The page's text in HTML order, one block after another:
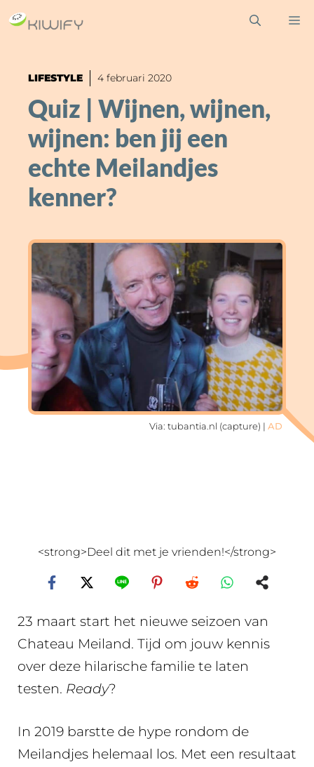
Ga
naar
inhoudLIFESTYLE 4 februari 2020
Quiz | Wijnen, wijnen,
wijnen: ben jij een
echte Meilandjes
kenner?
Via: tubantia.nl (capture) | AD
<strong>Deel dit met je vrienden!</strong>
23 maart start het nieuwe seizoen van
Chateau Meiland. Tijd om jouw kennis
over deze hilarische familie te laten
testen. Ready?
In 2019 barstte de hype rondom de
Meilandjes helemaal los. Met een resultaat